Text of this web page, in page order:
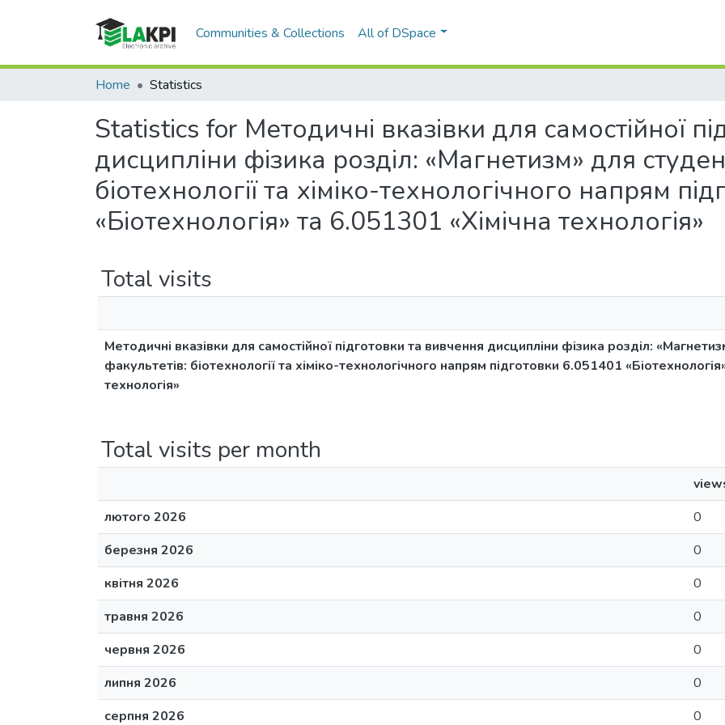
Communities & Collections All of DSpace
Home Statistics
Statistics for Методичні вказівки для самостійної
дисципліни фізика розділ: «Магнетизм» для
біотехнології та хіміко-технологічного напрям
«Біотехнологія» та 6.051301 «Хімічна технологія»
Total visits
Методичні вказівки для самостійної підготовки та вивчення дисципліни фізика розділ:
факультетів: біотехнології та хіміко-технологічного напрям підготовки 6.051401
технологія»
Total visits per month
лютого 2026
0
березня 2026
0
квітня 2026
0
травня 2026
0
червня 2026
0
липня 2026
0
серпня 2026
0